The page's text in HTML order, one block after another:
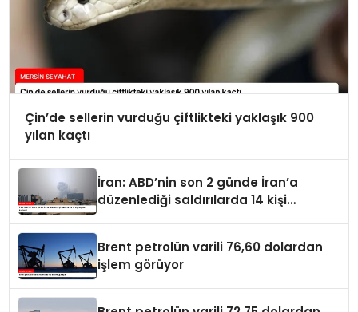
Çin’de sellerin vurduğu çiftlikteki yaklaşık 900
yılan kaçtı
İran: ABD’nin son 2 günde İran’a
düzenlediği saldırılarda 14 kişi
Brent petrolün varili 76,60 dolardan
işlem görüyor